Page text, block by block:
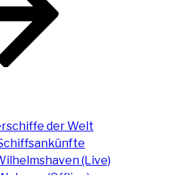
der Welt
(Live)